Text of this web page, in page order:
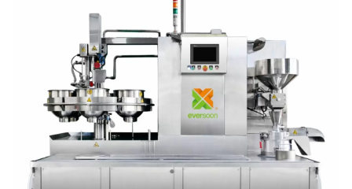
MAŠINA ZA SOJ MESO,
MAŠINA ZA SOJINO
MLIJEKO I TOFU,
OPREMA ZA TOFU,
MAŠINA ZA TOFU,